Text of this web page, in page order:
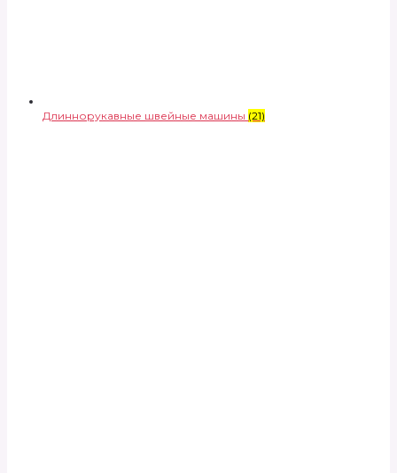
Длиннорукавные швейные машины (21)